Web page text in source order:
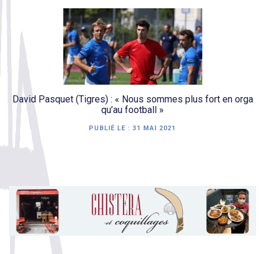
David Pasquet (Tigres) : « Nous sommes plus fort en orga
qu’au football »
PUBLIÉ LE : 31 MAI 2021